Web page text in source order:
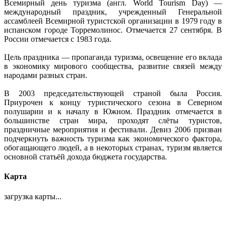
Всемирный день туризма (англ. World Tourism Day) —
международный праздник, учрежденный Генеральной
ассамблеей Всемирной туристской организации в 1979 году в
испанском городе Торремолинос. Отмечается 27 сентября. В
России отмечается с 1983 года.
Цель праздника — пропаганда туризма, освещение его вклада
в экономику мирового сообщества, развитие связей между
народами разных стран.
В 2003 председательствующей страной была Россия.
Приурочен к концу туристического сезона в Северном
полушарии и к началу в Южном. Праздник отмечается в
большинстве стран мира, проходят слёты туристов,
праздничные мероприятия и фестивали. Девиз 2006 призван
подчеркнуть важность туризма как экономического фактора,
обогащающего людей, а в некоторых странах, туризм является
основной статьёй дохода бюджета государства.
Карта
загрузка карты...